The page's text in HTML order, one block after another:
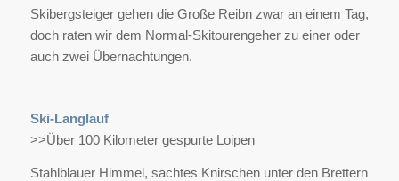
Skibergsteiger gehen die Große Reibn zwar an einem Tag,
doch raten wir dem Normal-Skitourengeher zu einer oder
auch zwei Übernachtungen.
Ski-Langlauf
>>Über 100 Kilometer gespurte Loipen
Stahlblauer Himmel, sachtes Knirschen unter den Brettern